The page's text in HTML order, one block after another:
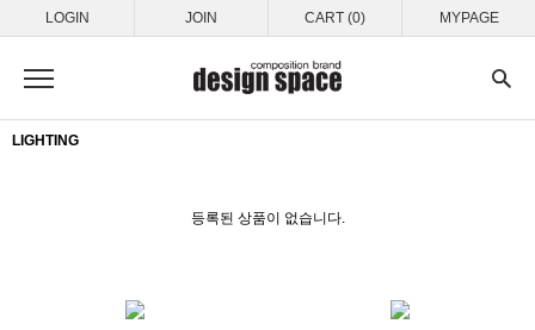
LOGIN JOIN CART (0) MYPAGE
LIGHTING
등록된 상품이 없습니다.